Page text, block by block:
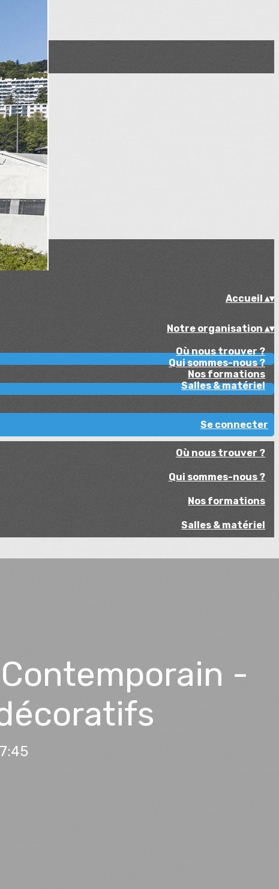
Accueil ▴▾
Notre organisation ▴▾
Où nous trouver ?
Qui sommes-nous ?
Nos formations
Salles & matériel
Se connecter
Où nous trouver ?
Qui sommes-nous ?
Nos formations
Salles & matériel
-